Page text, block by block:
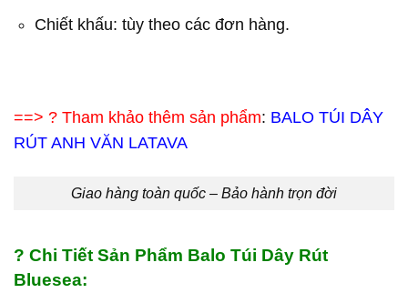
Chiết khấu: tùy theo các đơn hàng.
==> ? Tham khảo thêm sản phẩm: BALO TÚI DÂY
RÚT ANH VĂN LATAVA
Giao hàng toàn quốc – Bảo hành trọn đời
? Chi Tiết Sản Phẩm Balo Túi Dây Rút
Bluesea: